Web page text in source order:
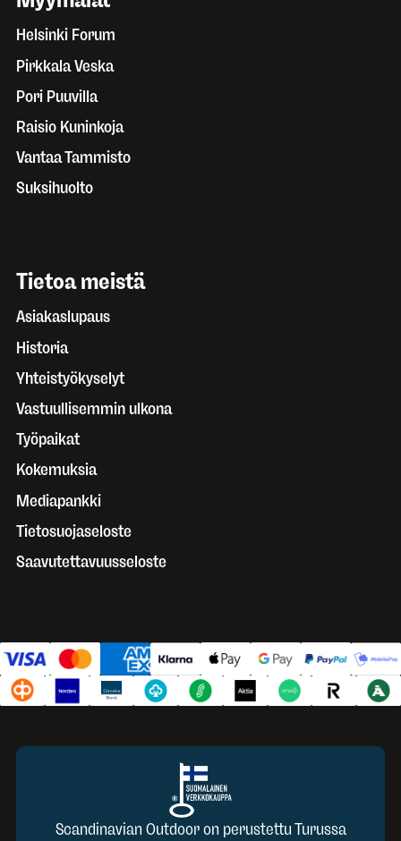
Helsinki Forum
Pirkkala Veska
Pori Puuvilla
Raisio Kuninkoja
Vantaa Tammisto
Suksihuolto
Tietoa meistä
Asiakaslupaus
Historia
Yhteistyökyselyt
Vastuullisemmin ulkona
Työpaikat
Kokemuksia
Mediapankki
Tietosuojaseloste
Saavutettavuusseloste
Scandinavian Outdoor on perustettu Turussa